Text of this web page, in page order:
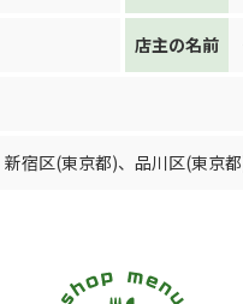
店主の名前
新宿区(東京都)、 品川区(東京